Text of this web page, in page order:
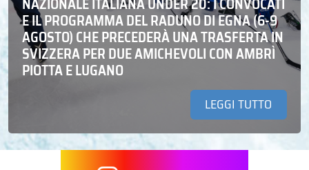
E IL PROGRAMMA DEL RADUNO DI EGNA (6-9
AGOSTO) CHE PRECEDERÀ UNA TRASFERTA IN
SVIZZERA PER DUE AMICHEVOLI CON AMBRÌ
PIOTTA E LUGANO
LEGGI TUTTO